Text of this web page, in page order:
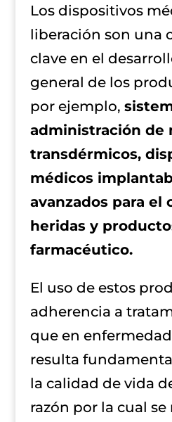
Los dispositivos
liberación son una
clave en el
general de los
por ejemplo,
administración de
transdérmicos,
médicos
avanzados para el
heridas y
farmacéutico.
El uso de estos
adherencia a
que en
resulta
la calidad de vida
razón por la cual